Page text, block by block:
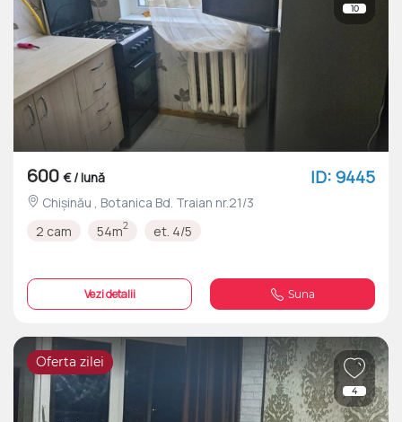
10
600 € / lună ID: 9445
Chișinău , Botanica Bd. Traian nr.21/3
2 cam
54m2 et. 4/5
Vezi detalii Suna
4
Oferta zilei